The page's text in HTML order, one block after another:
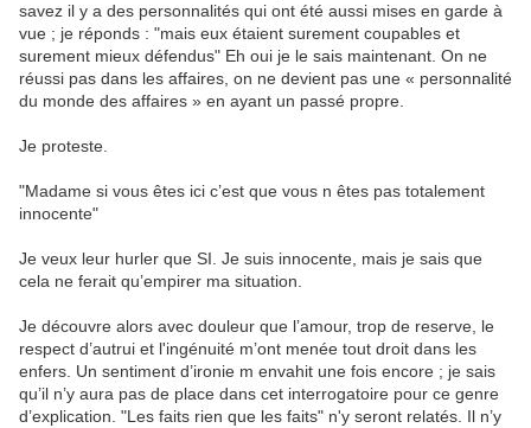
savez il y a des personnalités qui ont été aussi mises en garde à
vue ; je réponds : "mais eux étaient surement coupables et
surement mieux défendus" Eh oui je le sais maintenant. On ne
réussi pas dans les affaires, on ne devient pas une « personnalité
du monde des affaires » en ayant un passé propre.
Je proteste.
"Madame si vous êtes ici c’est que vous n êtes pas totalement
innocente"
Je veux leur hurler que SI. Je suis innocente, mais je sais que
cela ne ferait qu’empirer ma situation.
Je découvre alors avec douleur que l’amour, trop de reserve, le
respect d’autrui et l'ingénuité m’ont menée tout droit dans les
enfers. Un sentiment d’ironie m envahit une fois encore ; je sais
qu’il n’y aura pas de place dans cet interrogatoire pour ce genre
d’explication. "Les faits rien que les faits" n'y seront relatés. Il n’y